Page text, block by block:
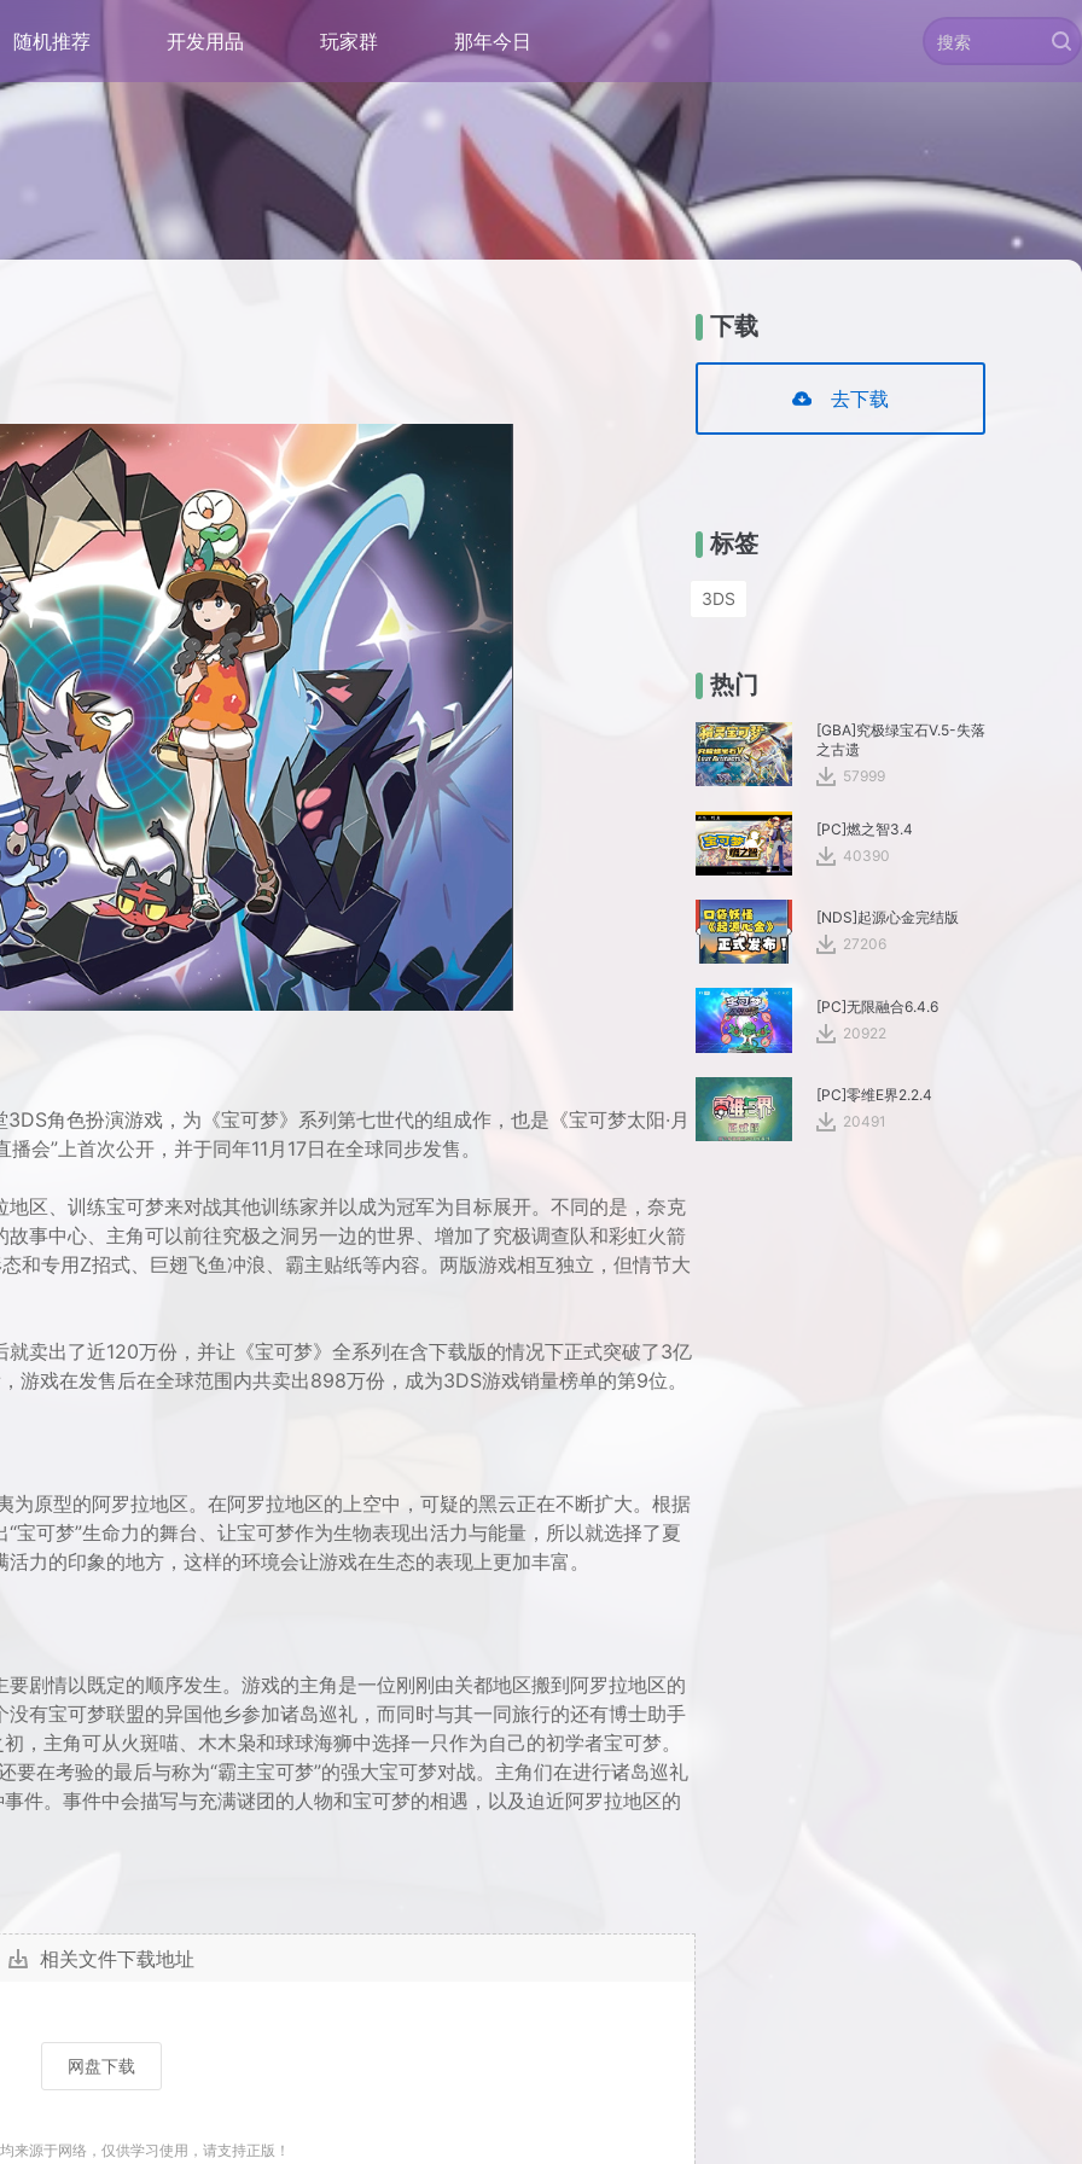
随机推荐 开发用品 玩家群 那年今日
角色扮演游戏，为《宝可梦》系列第七世代的组成作，也是《宝可梦太阳·月
会”上首次公开，并于同年11月17日在全球同步发售。
区、训练宝可梦来对战其他训练家并以成为冠军为目标展开。不同的是，奈克
事中心、主角可以前往究极之洞另一边的世界、增加了究极调查队和彩虹火箭
和专用Z招式、巨翅飞鱼冲浪、霸主贴纸等内容。两版游戏相互独立，但情节大
卖出了近120万份，并让《宝可梦》全系列在含下载版的情况下正式突破了3亿
戏在发售后在全球范围内共卖出898万份，成为3DS游戏销量榜单的第9位。
为原型的阿罗拉地区。在阿罗拉地区的上空中，可疑的黑云正在不断扩大。根据
宝可梦”生命力的舞台、让宝可梦作为生物表现出活力与能量，所以就选择了夏
力的印象的地方，这样的环境会让游戏在生态的表现上更加丰富。
剧情以既定的顺序发生。游戏的主角是一位刚刚由关都地区搬到阿罗拉地区的
有宝可梦联盟的异国他乡参加诸岛巡礼，而同时与其一同旅行的还有博士助手
，主角可从火斑喵、木木枭和球球海狮中选择一只作为自己的初学者宝可梦。
要在考验的最后与称为“霸主宝可梦”的强大宝可梦对战。主角们在进行诸岛巡礼
件。事件中会描写与充满谜团的人物和宝可梦的相遇，以及迫近阿罗拉地区的
相关文件下载地址
网盘下载
来源于网络，仅供学习使用，请支持正版！
下载
去下载
标签
3DS
热门
[GBA]究极绿宝石V.5-失落
之古遗
57999
[PC]燃之智3.4
40390
[NDS]起源心金完结版
27206
[PC]无限融合6.4.6
20922
[PC]零维E界2.2.4
20491